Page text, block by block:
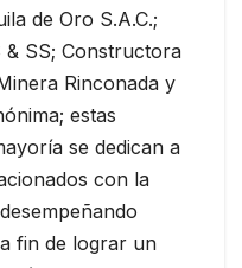
de Oro S.A.C.;
SS; Constructora
Rinconada y
estas
se dedican a
con la
fin de lograr un